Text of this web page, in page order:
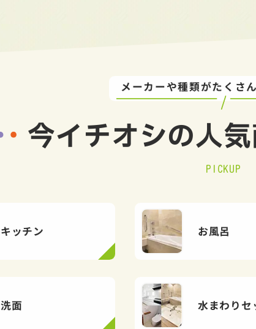
メーカーや種類がたくさ
今イチオシの人
PICKUP
キッチン お風呂
洗面 水まわりセ